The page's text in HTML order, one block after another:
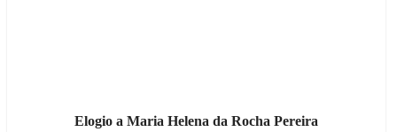
Elogio a Maria Helena da Rocha Pereira